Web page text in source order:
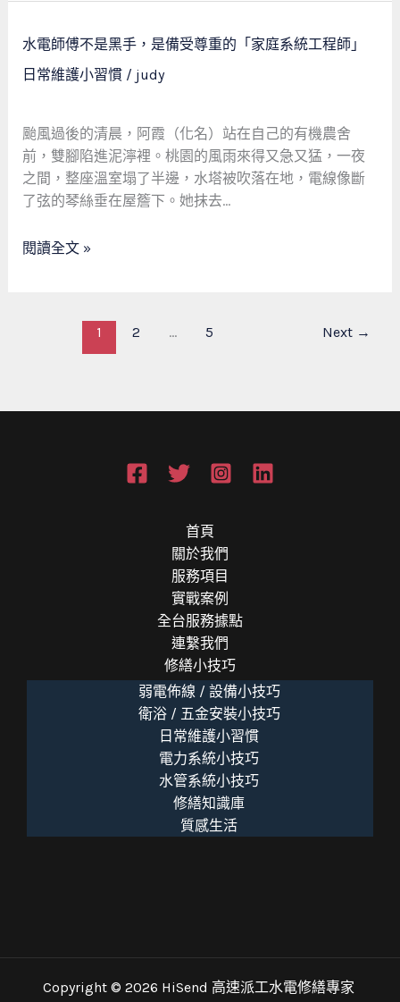
活
—
我
的
品
牌
初
衷
水電師傅不是黑手，是備受尊重的「家庭系統工程師」
日常維護小習慣/ judy
颱風過後的清晨，阿霞（化名）站在自己的有機農舍
前，雙腳陷進泥濘裡。桃園的風雨來得又急又猛，一夜
之間，整座溫室塌了半邊，水塔被吹落在地，電線像斷
了弦的琴絲垂在屋簷下。她抹去…
水
電
師
不
是
黑
手，
是
受
統
閱讀全文 »
1 2 ... 5 Next →
首頁
關於我們
服務項目
實戰案例
全台服務據點
連繫我們
修繕小技巧
弱電佈線 / 設備小技巧
衛浴 / 五金安裝小技巧
日常維護小習慣
電力系統小技巧
水管系統小技巧
修繕知識庫
質感生活
Copyright © 2026 HiSend 高速派工水電修繕專家